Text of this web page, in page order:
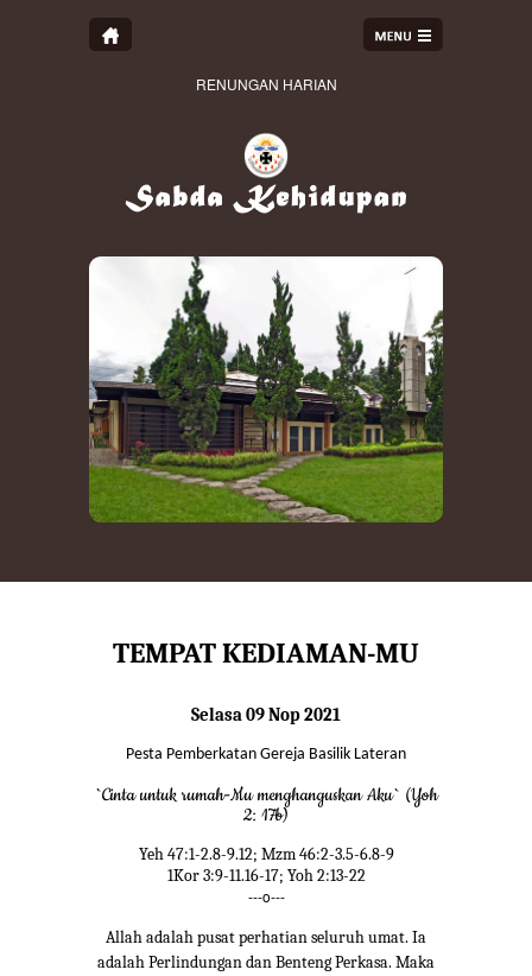
RENUNGAN HARIAN
TEMPAT KEDIAMAN-MU
Selasa 09 Nop 2021
Pesta Pemberkatan Gereja Basilik Lateran
`Cinta untuk rumah-Mu menghanguskan Aku` (Yoh
2: 17b)
Yeh 47:1-2.8-9.12; Mzm 46:2-3.5-6.8-9
1Kor 3:9-11.16-17; Yoh 2:13-22
---o---
Allah adalah pusat perhatian seluruh umat. Ia
adalah Perlindungan dan Benteng Perkasa. Maka